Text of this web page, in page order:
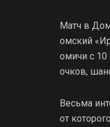
Матч в
омский
омичи с 10
очков,
Весьма
от